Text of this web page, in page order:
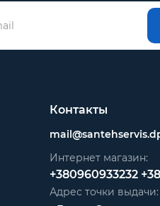
Контакты
Интернет магазин:
+380960933232
Адрес точки выдачи: